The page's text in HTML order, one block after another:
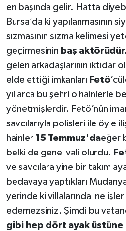
en başında gelir. Hatta
Bursa’da ki yapılanmasının
sızmasının sızma kelimesi
geçirmesinin baş aktörüdür.
gelen arkadaşlarının iktidar
elde ettiği imkanları Fetö
yıllarca bu şehri o hainlerle
yönetmişlerdir. Fetö’nün
savcılarıyla polisleri ile öyle
hainler 15 Temmuz'daeğer
belki de genel vali olurdu.
ve savcılara yine bir takım
bedavaya yaptıkları
yerinde ki villalarında ne
edemezsiniz. Şimdi bu
gibi hep dört ayak üstüne